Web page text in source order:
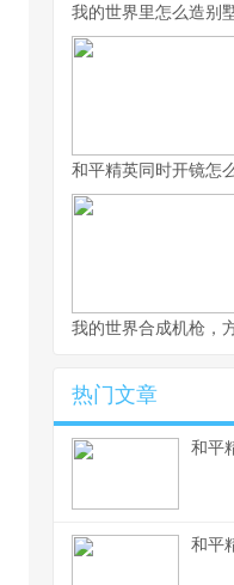
我的世界里怎么造别
和平精英同时开镜怎
我的世界合成机枪，
热门文章
和平
和平